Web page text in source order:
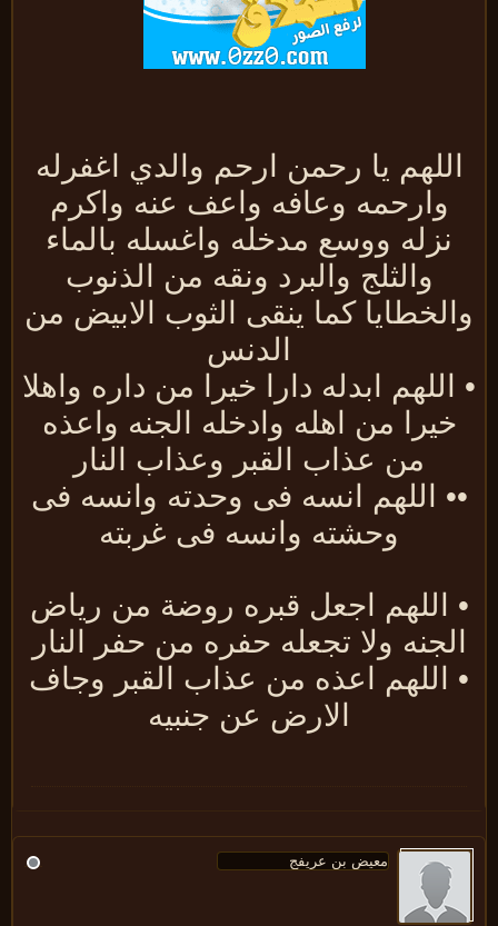
اللهم يا رحمن ارحم والدي اغفرله
وارحمه وعافه واعف عنه واكرم
نزله ووسع مدخله واغسله بالماء
والثلج والبرد ونقه من الذنوب
كما ينقى الثوب الابيض من
الدنس
اللهم ابدله دارا خيرا من داره واهلا
خيرا من اهله وادخله الجنه واعذه
من عذاب القبر وعذاب النار
اللهم انسه فى وحدته وانسه فى
وحشته وانسه فى غربته
اللهم اجعل قبره روضة من رياض
ولا تجعله حفره من حفر النار
اللهم اعذه من عذاب القبر وجاف
الارض عن جنبيه